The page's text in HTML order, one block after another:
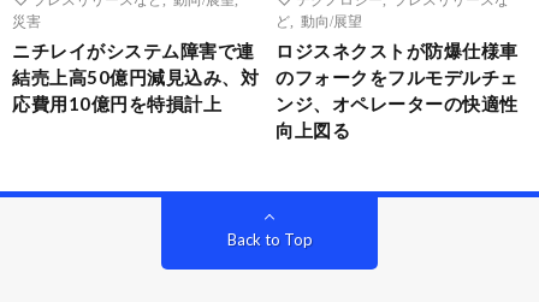
災害
ニチレイがシステム障害で連
結売上高50億円減見込み、対
応費用10億円を特損計上
ど
動向/展望
ロジスネクストが防爆仕様車
のフォークをフルモデルチェ
ンジ、オペレーターの快適性
向上図る
Back to Top